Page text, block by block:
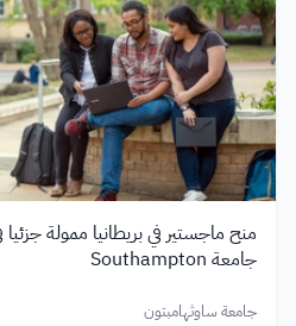
منح ماجستير في بريطانيا ممولة
جامعة Southampton
جامعة ساوثهامبتون